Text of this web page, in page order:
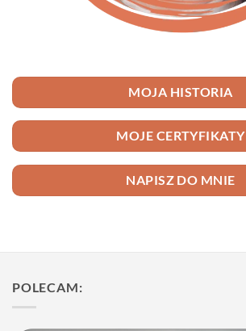
MOJA HISTORIA
MOJE CERTYFIKATY
NAPISZ DO MNIE
POLECAM: